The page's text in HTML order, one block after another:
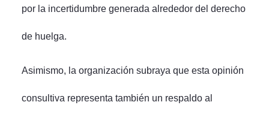
por la incertidumbre generada alrededor del derecho
de huelga.
Asimismo, la organización subraya que esta opinión
consultiva representa también un respaldo al